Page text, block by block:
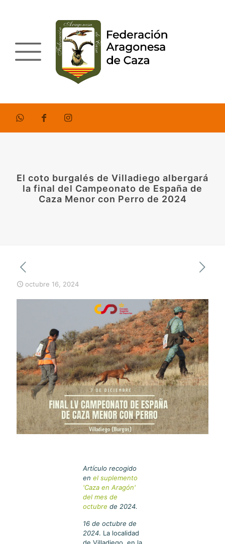
El coto burgalés de Villadiego albergará
la final del Campeonato de España de
Caza Menor con Perro de 2024
octubre 16, 2024
Artículo recogido
en el suplemento
'Caza en Aragón'
del mes de
octubre de 2024.
16 de octubre de
2024. La localidad